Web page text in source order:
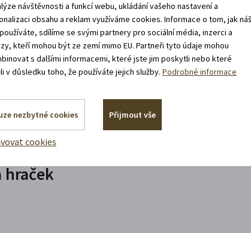
hraček
návštěvnosti a funkcí webu, ukládání vašeho nastavení a
obsahu a reklam využíváme cookies. Informace o tom, jak
sdílíme se svými partnery pro sociální média, inzerci a
kteří mohou být ze zemí mimo EU. Partneři tyto údaje mohou
s dalšími informacemi, které jste jim poskytli nebo které
v důsledku toho, že používáte jejich služby.Podrobné informace
nezbytné cookies Přijmout vše
cookies